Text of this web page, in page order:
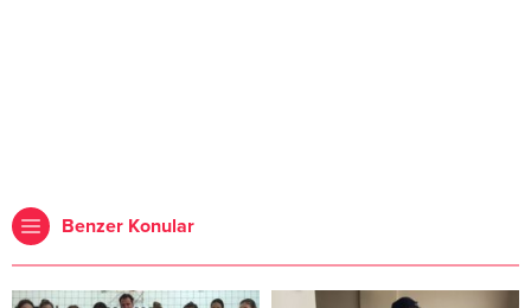
Benzer Konular